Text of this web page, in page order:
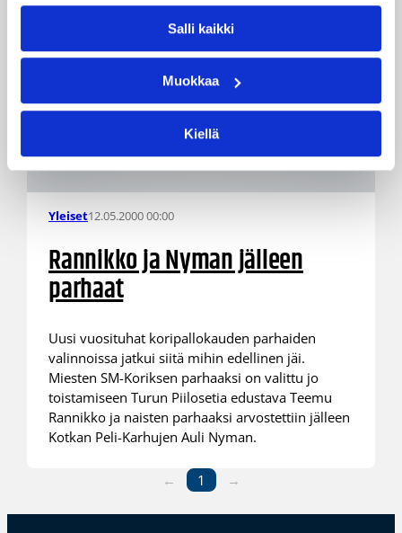
Salli kaikki
Muokkaa
Kiellä
Yleiset12.05.2000 00:00
Rannikko ja Nyman jälleen
parhaat
Uusi vuosituhat koripallokauden parhaiden
valinnoissa jatkui siitä mihin edellinen jäi.
Miesten SM-Koriksen parhaaksi on valittu jo
toistamiseen Turun Piilosetia edustava Teemu
Rannikko ja naisten parhaaksi arvostettiin jälleen
Kotkan Peli-Karhujen Auli Nyman.
← 1 →